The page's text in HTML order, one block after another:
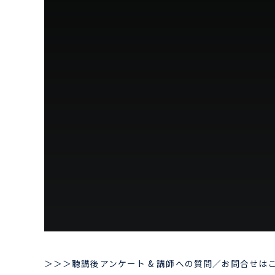
＞＞＞聴講後アンケート & 講師への質問／お問合せは